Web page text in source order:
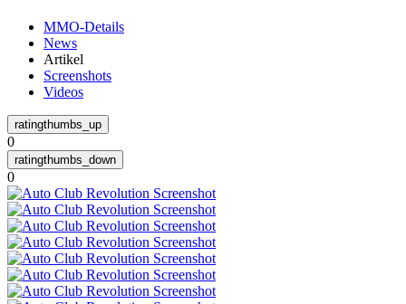
MMO-Details
News
Artikel
Screenshots
Videos
0
0